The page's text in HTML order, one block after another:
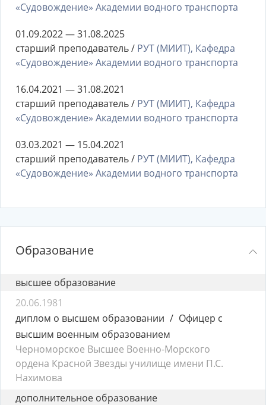
«Судовождение» Академии водного транспорта
01.09.2022 — 31.08.2025
старший преподаватель / РУТ (МИИТ), Кафедра
«Судовождение» Академии водного транспорта
16.04.2021 — 31.08.2021
старший преподаватель / РУТ (МИИТ), Кафедра
«Судовождение» Академии водного транспорта
03.03.2021 — 15.04.2021
старший преподаватель / РУТ (МИИТ), Кафедра
«Судовождение» Академии водного транспорта
Образование
высшее образование
20.06.1981
диплом о высшем образовании
Офицер с
высшим военным образованием
Черноморское Высшее Военно-Морского
ордена Красной Звезды училище имени П.С.
Нахимова
дополнительное образование